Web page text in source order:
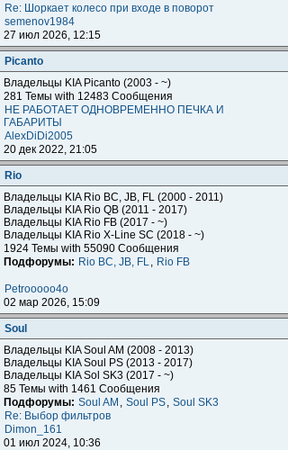
Re: Шоркает колесо при входе в поворот
semenov1984
27 июл 2026, 12:15
Piсanto
Владельцы KIA Piсanto (2003 - ~)
281 Темы with 12483 Сообщения
НЕ РАБОТАЕТ ОДНОВРЕМЕННО ПЕЧКА И
ГАБАРИТЫ
AlexDiDi2005
20 дек 2022, 21:05
Rio
Владельцы KIA Rio BC, JB, FL (2000 - 2011)
Владельцы KIA Rio QB (2011 - 2017)
Владельцы KIA Rio FB (2017 - ~)
Владельцы KIA Rio X-Line SC (2018 - ~)
1924 Темы with 55090 Сообщения
Подфорумы: Rio BC, JB, FL, Rio FB
Petrooooo4o
02 мар 2026, 15:09
Soul
Владельцы KIA Soul AM (2008 - 2013)
Владельцы KIA Soul PS (2013 - 2017)
Владельцы KIA Sol SK3 (2017 - ~)
85 Темы with 1461 Сообщения
Подфорумы: Soul AM , Soul PS, Soul SK3
Re: Выбор фильтров
Dimon_161
01 июл 2024, 10:36